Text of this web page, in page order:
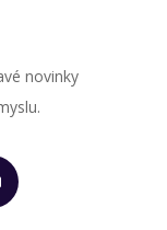
novinky